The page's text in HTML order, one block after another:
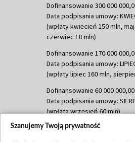
Dofinansowanie 300 000
Data podpisania umowy:
(wpłaty kwiecień 150 mln,
czerwiec 10 mln)
Dofinansowanie 170 000
Data podpisania umowy:
(wpłaty lipiec 160 mln,
Dofinansowanie 60 000 000,00
Data podpisania umowy:
(wpłata wrzesień 60 mln)
Dofinansowanie 635 783 051,21
Szanujemy Twoją prywatność